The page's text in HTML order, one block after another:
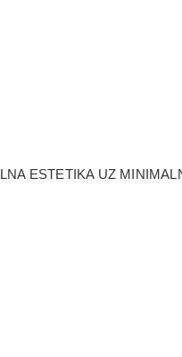
ESTETIKA UZ